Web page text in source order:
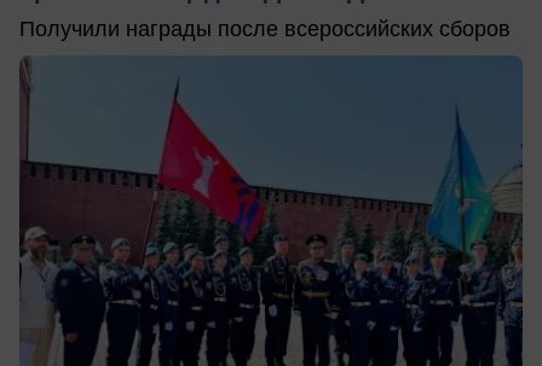
Получили награды после всероссийских сборов